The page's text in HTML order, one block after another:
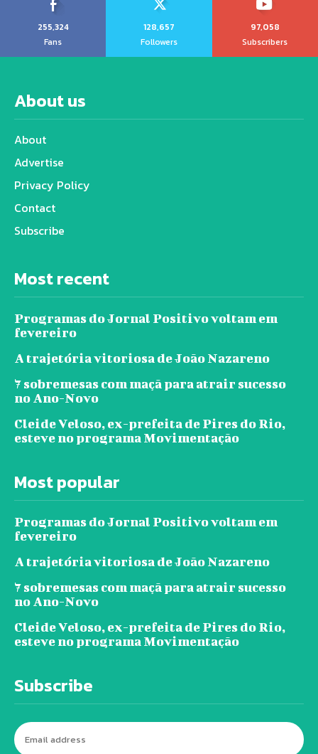
255,324
Fans
128,657
Followers
97,058
Subscribers
About us
About
Advertise
Privacy Policy
Contact
Subscribe
Most recent
Programas do Jornal Positivo voltam em
fevereiro
A trajetória vitoriosa de João Nazareno
7 sobremesas com maçã para atrair sucesso
no Ano-Novo
Cleide Veloso, ex-prefeita de Pires do Rio,
esteve no programa Movimentação
Most popular
Programas do Jornal Positivo voltam em
fevereiro
A trajetória vitoriosa de João Nazareno
7 sobremesas com maçã para atrair sucesso
no Ano-Novo
Cleide Veloso, ex-prefeita de Pires do Rio,
esteve no programa Movimentação
Subscribe